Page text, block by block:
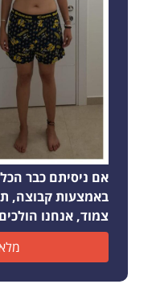
אם ניסיתם כבר
באמצעות קבוצה,
צמוד, אנחנו